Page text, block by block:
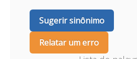
Sugerir sinônimo
Relatar um erro